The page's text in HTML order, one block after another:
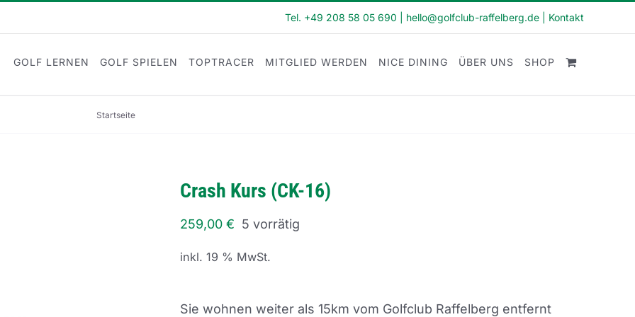
Tel. +49 208 58 05 690 hello@golfclub-raffelberg.de Kontakt
GOLF LERNEN GOLF SPIELEN TOPTRACER MITGLIED WERDEN NICE DINING ÜBER UNS SHOP
Startseite
Crash Kurs (CK-16)
259,00 € 5 vorrätig
inkl. 19 % MwSt.
Sie wohnen weiter als 15km vom Golfclub Raffelberg entfernt